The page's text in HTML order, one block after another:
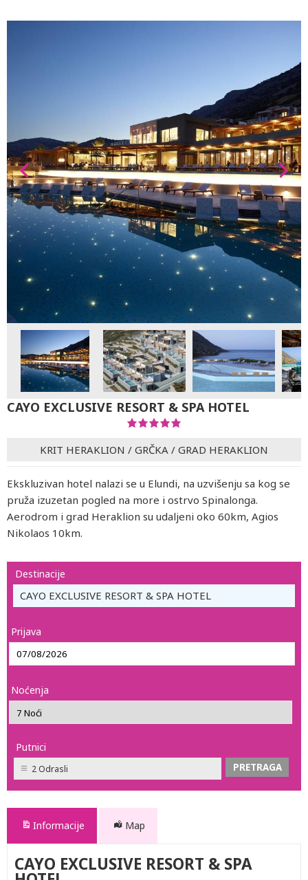
CAYO EXCLUSIVE RESORT & SPA HOTEL
KRIT HERAKLION / GRČKA / GRAD HERAKLION
Ekskluzivan hotel nalazi se u Elundi, na uzvišenju sa kog se
pruža izuzetan pogled na more i ostrvo Spinalonga.
Aerodrom i grad Heraklion su udaljeni oko 60km, Agios
Nikolaos 10km.
Destinacije
CAYO EXCLUSIVE RESORT & SPA HOTEL
Prijava
Noćenja
Putnici
2 Odrasli
Informacije Map
CAYO EXCLUSIVE RESORT & SPA